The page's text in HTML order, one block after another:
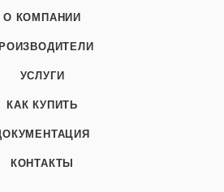
О КОМПАНИИ
УСЛУГИ
КАК КУПИТЬ
КОНТАКТЫ